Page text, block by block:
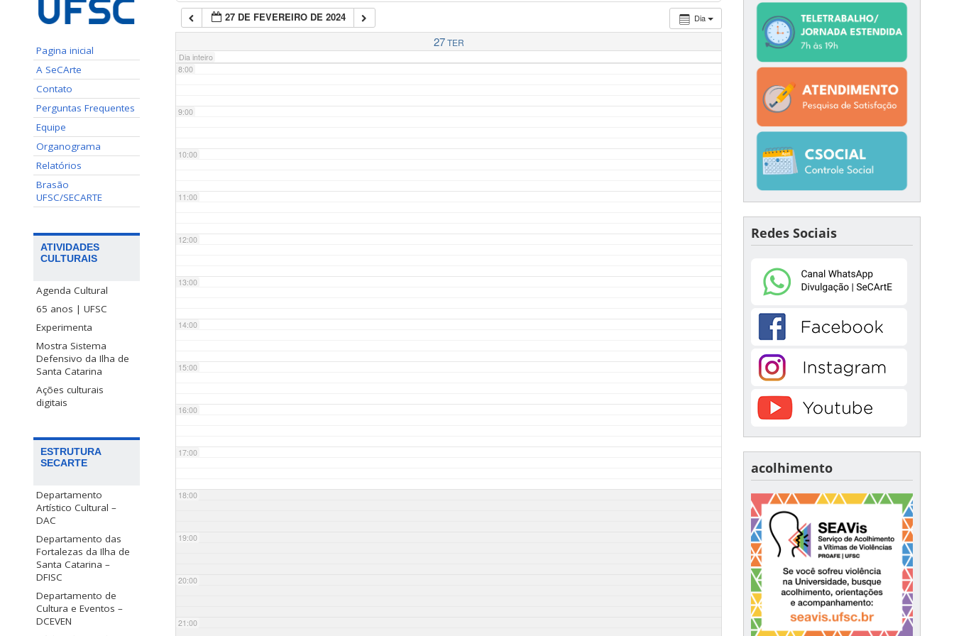
Pagina inicial
A SeCArte
Contato
Perguntas Frequentes
Equipe
Organograma
Relatórios
Brasão
UFSC/SECARTE
ATIVIDADES
CULTURAIS
Agenda Cultural
65 anos | UFSC
Experimenta
Mostra Sistema
Defensivo da Ilha de
Santa Catarina
Ações culturais
digitais
ESTRUTURA
SECARTE
Departamento
Artístico Cultural –
DAC
Departamento das
Fortalezas da Ilha de
Santa Catarina –
DFISC
Departamento de
Cultura e Eventos –
DCEVEN
Dia
27 DE FEVEREIRO DE 2024
27 TER
Dia inteiro
7:00
8:00
9:00
10:00
11:00
12:00
13:00
14:00
15:00
16:00
17:00
18:00
19:00
20:00
21:00
Redes Sociais
acolhimento